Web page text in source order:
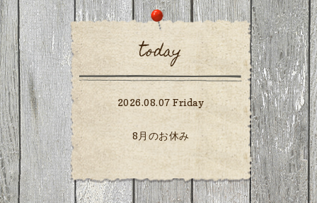
today
2026.08.07 Friday
8月のお休み